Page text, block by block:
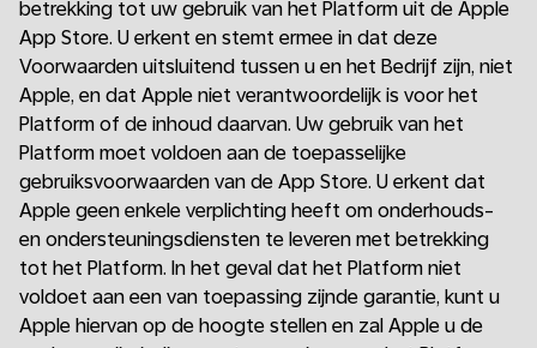
betrekking tot uw gebruik van het Platform uit de Apple
App Store. U erkent en stemt ermee in dat deze
Voorwaarden uitsluitend tussen u en het Bedrijf zijn, niet
Apple, en dat Apple niet verantwoordelijk is voor het
Platform of de inhoud daarvan. Uw gebruik van het
Platform moet voldoen aan de toepasselijke
gebruiksvoorwaarden van de App Store. U erkent dat
Apple geen enkele verplichting heeft om onderhouds-
en ondersteuningsdiensten te leveren met betrekking
tot het Platform. In het geval dat het Platform niet
voldoet aan een van toepassing zijnde garantie, kunt u
Apple hiervan op de hoogte stellen en zal Apple u de